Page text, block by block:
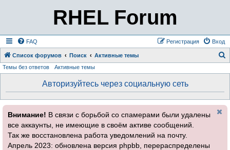
RHEL Forum
FAQ Вход
Регистрация
Список форумов Поиск Активные темы
Темы без ответов Активные темы
Авторизуйтесь через социальную сеть
Внимание! В связи с борьбой со спамерами были удалены
все аккаунты, не имеющие в своём активе сообщений.
Так же восстановлена работа уведомлений на почту.
Апрель 2023: обновлена версия phpbb, перераспределены